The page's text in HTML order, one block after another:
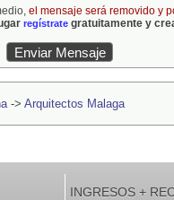
el mensaje será removido y
regístrategratuitamente y
-> Arquitectos Malaga
INGRESOS +